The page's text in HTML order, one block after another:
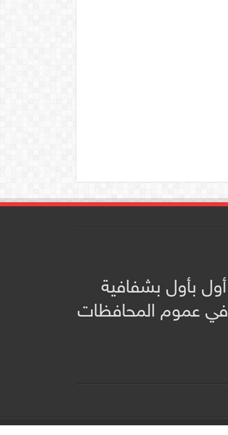
بأول بشفافية
في عموم المحافظات